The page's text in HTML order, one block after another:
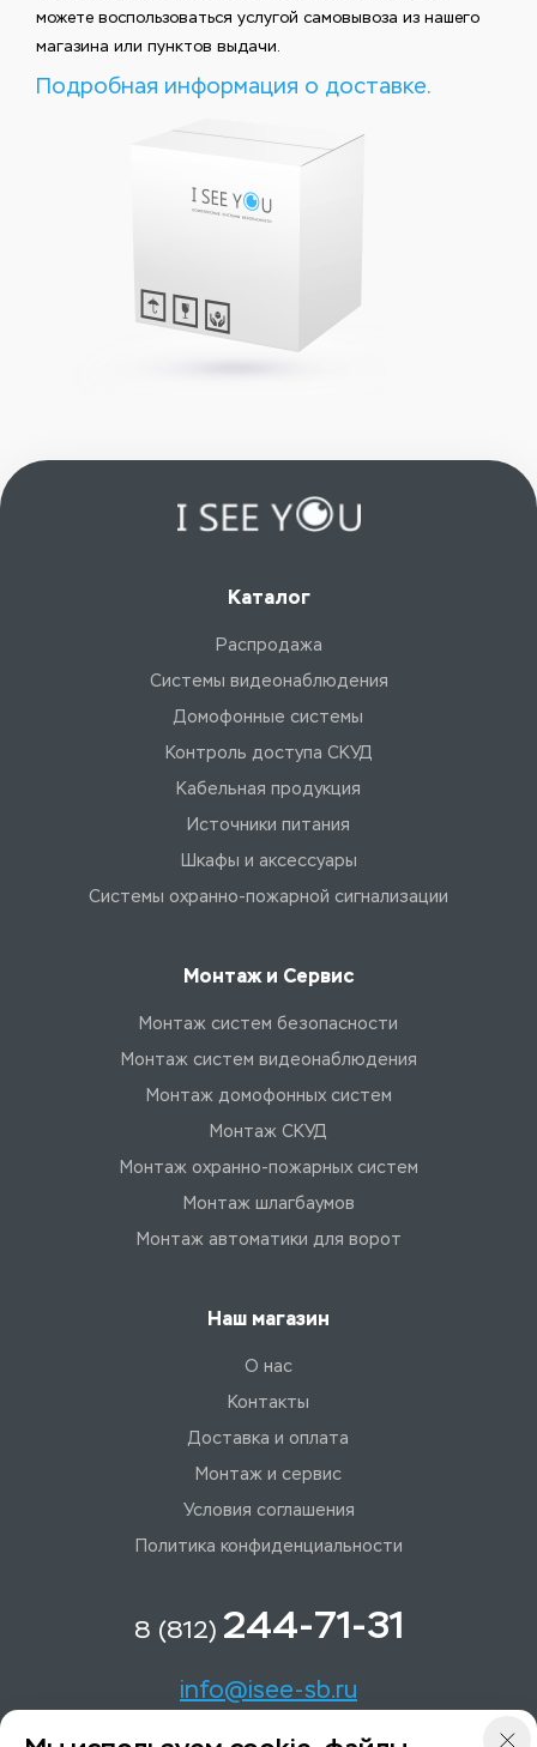
можете воспользоваться услугой самовывоза из нашего
магазина или пунктов выдачи.
Подробная информация о доставке.
Каталог
Распродажа
Системы видеонаблюдения
Домофонные системы
Контроль доступа СКУД
Кабельная продукция
Источники питания
Шкафы и аксессуары
Системы охранно-пожарной сигнализации
Монтаж и Сервис
Монтаж систем безопасности
Монтаж систем видеонаблюдения
Монтаж домофонных систем
Монтаж СКУД
Монтаж охранно-пожарных систем
Монтаж шлагбаумов
Монтаж автоматики для ворот
Наш магазин
О нас
Контакты
Доставка и оплата
Монтаж и сервис
Условия соглашения
Политика конфиденциальности
8 (812) 244-71-31
info@isee-sb.ru